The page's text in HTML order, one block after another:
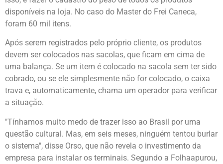
disponíveis na loja. No caso do Master do Frei Caneca,
foram 60 mil itens.
Após serem registrados pelo próprio cliente, os produtos
devem ser colocados nas sacolas, que ficam em cima de
uma balança. Se um item é colocado na sacola sem ter sido
cobrado, ou se ele simplesmente não for colocado, o caixa
trava e, automaticamente, chama um operador para verificar
a situação.
"Tínhamos muito medo de trazer isso ao Brasil por uma
questão cultural. Mas, em seis meses, ninguém tentou burlar
o sistema", disse Orso, que não revela o investimento da
empresa para instalar os terminais. Segundo a Folhaapurou,